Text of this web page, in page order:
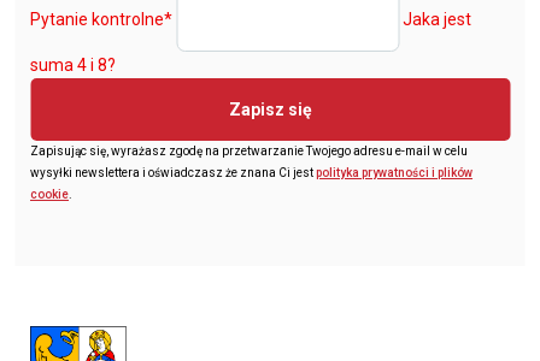
Pytanie kontrolne* Jaka jest
suma 4 i 8?
Zapisz się
Zapisując się, wyrażasz zgodę na przetwarzanie Twojego adresu e-mail w celu
wysyłki newslettera i oświadczasz że znana Ci jestpolityka prywatności i plików
cookie